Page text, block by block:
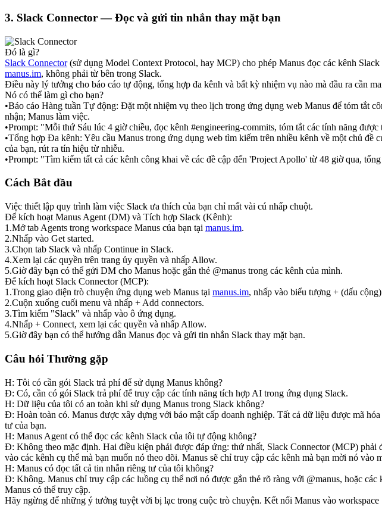
3. Slack Connector — Đọc và gửi tin nhắn thay mặt bạn
Đó là gì?
Slack Connector (sử dụng Model Context Protocol, hay MCP) cho phép Manus đọc các kênh
manus.im, không phải từ bên trong Slack.
Điều này lý tưởng cho báo cáo tự động, tổng hợp đa kênh và bất kỳ nhiệm vụ nào mà đầu ra cần
Nó có thể làm gì cho bạn?
•Báo cáo Hàng tuần Tự động: Đặt một nhiệm vụ theo lịch trong ứng dụng web Manus để tóm tắt
nhận; Manus làm việc.
•Prompt: "Mỗi thứ Sáu lúc 4 giờ chiều, đọc kênh #engineering-commits, tóm tắt các tính năng
•Tổng hợp Đa kênh: Yêu cầu Manus trong ứng dụng web tìm kiếm trên nhiều kênh về một chủ đề
của bạn, rút ra tín hiệu từ nhiễu.
•Prompt: "Tìm kiếm tất cả các kênh công khai về các đề cập đến 'Project Apollo' từ 48 giờ qua,
Cách Bắt đầu
Việc thiết lập quy trình làm việc Slack ưa thích của bạn chỉ mất vài cú nhấp chuột.
Để kích hoạt Manus Agent (DM) và Tích hợp Slack (Kênh):
1 .Mở tab Agents trong workspace Manus của bạn tại manus.im.
2.Nhấp vào Get started.
3.Chọn tab Slack và nhấp Continue in Slack.
4.Xem lại các quyền trên trang ủy quyền và nhấp Allow.
5.Giờ đây bạn có thể gửi DM cho Manus hoặc gắn thẻ @manus trong các kênh của mình.
Để kích hoạt Slack Connector (MCP):
1 .Trong giao diện trò chuyện ứng dụng web Manus tại manus.im, nhấp vào biểu tượng + (dấu cộng)
2.Cuộn xuống cuối menu và nhấp + Add connectors.
3.Tìm kiếm "Slack" và nhấp vào ô ứng dụng.
4.Nhấp + Connect, xem lại các quyền và nhấp Allow.
5.Giờ đây bạn có thể hướng dẫn Manus đọc và gửi tin nhắn Slack thay mặt bạn.
Câu hỏi Thường gặp
H: Tôi có cần gói Slack trả phí để sử dụng Manus không?
Đ: Có, cần có gói Slack trả phí để truy cập các tính năng tích hợp AI trong ứng dụng Slack.
H: Dữ liệu của tôi có an toàn khi sử dụng Manus trong Slack không?
Đ: Hoàn toàn có. Manus được xây dựng với bảo mật cấp doanh nghiệp. Tất cả dữ liệu được mã
tư của bạn.
H: Manus Agent có thể đọc các kênh Slack của tôi tự động không?
Đ: Không theo mặc định. Hai điều kiện phải được đáp ứng: thứ nhất, Slack Connector (MCP) phải
vào các kênh cụ thể mà bạn muốn nó theo dõi. Manus sẽ chỉ truy cập các kênh mà bạn mời nó vào
H: Manus có đọc tất cả tin nhắn riêng tư của tôi không?
Đ: Không. Manus chỉ truy cập các luồng cụ thể nơi nó được gắn thẻ rõ ràng với @manus, hoặc
Manus có thể truy cập.
Hãy ngừng để những ý tưởng tuyệt vời bị lạc trong cuộc trò chuyện. Kết nối Manus vào